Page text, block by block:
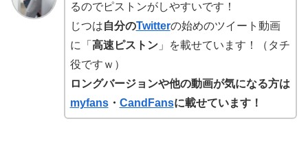
るのでピストンがしやすいです！
じつは自分のTwitterの始めのツイート動画
に「 高速ピストン」を載せています！（タチ
役ですｗ）
ロングバージョンや他の動画が気になる方は
myfans・ CandFansに載せています！